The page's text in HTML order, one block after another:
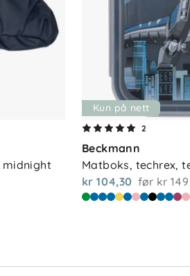
midnight
Kun på nett
2
Beckmann
Matboks, techrex,
kr 104,30 før kr 149